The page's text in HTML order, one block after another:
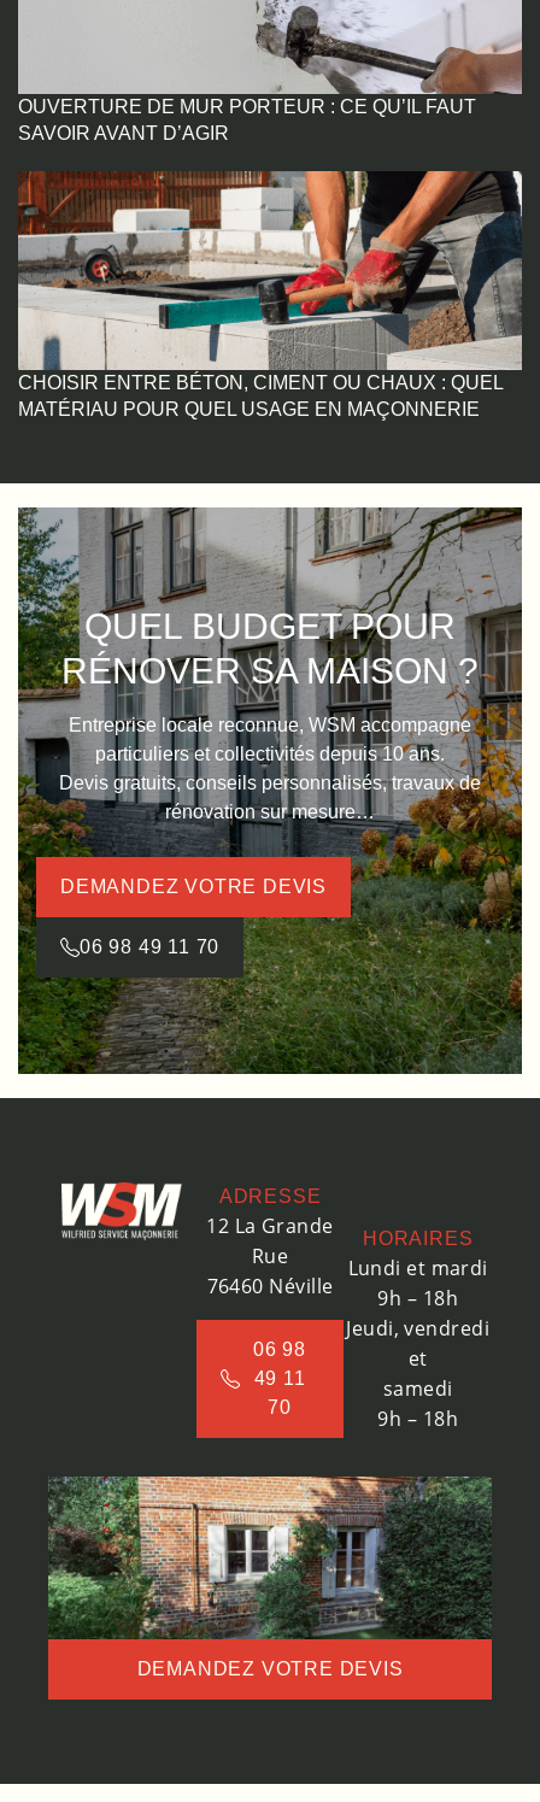
OUVERTURE DE MUR PORTEUR : CE QU’IL FAUT
SAVOIR AVANT D’AGIR
CHOISIR ENTRE BÉTON, CIMENT OU CHAUX : QUEL
MATÉRIAU POUR QUEL USAGE EN MAÇONNERIE
QUEL BUDGET POUR
RÉNOVER SA MAISON ?
Entreprise locale reconnue, WSM accompagne
particuliers et collectivités depuis 10 ans.
Devis gratuits, conseils personnalisés, travaux de
rénovation sur mesure…
DEMANDEZ VOTRE DEVIS
06 98 49 11 70
ADRESSE
12 La Grande
Rue
76460 Néville
06 98
49 11
70
HORAIRES
Lundi et mardi
9h – 18h
Jeudi, vendredi
et
samedi
9h – 18h
DEMANDEZ VOTRE DEVIS